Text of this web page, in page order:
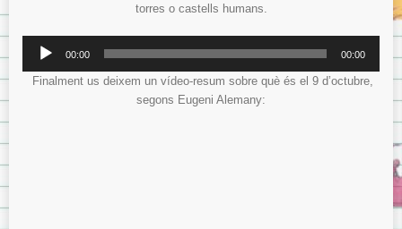
torres o castells humans.
Reproductor
audio
00:00 00:00
Finalment us deixem un vídeo-resum sobre què és el 9 d’octubre,
segons Eugeni Alemany: